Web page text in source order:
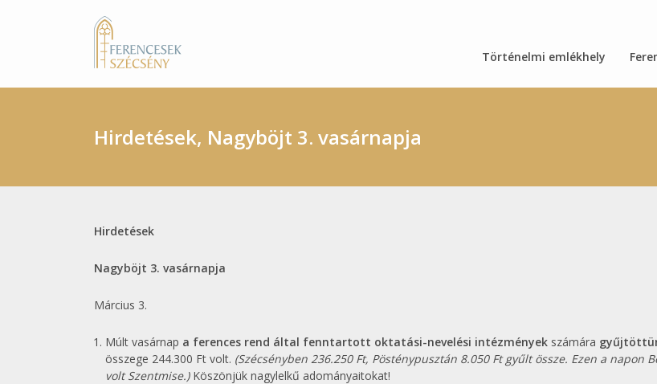
Történelmi emlékhely
Hirdetések, Nagyböjt 3. vasárnapja
Hirdetések
Nagyböjt 3. vasárnapja
Március 3.
Múlt vasárnap a ferences rend által fenntartott oktatási-nevelési intézmények számára
összege 244.300 Ft volt. (Szécsényben 236.250 Ft, Pösténypusztán 8.050 Ft gyűlt össze. Ezen a napon
volt Szentmise.)Köszönjük nagylelkű adományaitokat!